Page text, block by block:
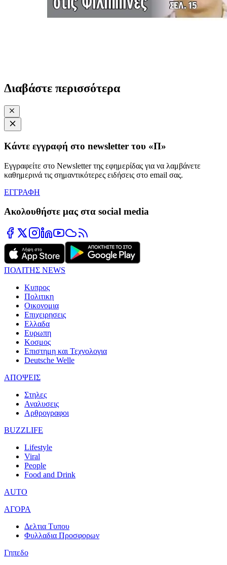
Διαβάστε περισσότερα
Κάντε εγγραφή στο newsletter του «Π»
Εγγραφείτε στο Newsletter της εφημερίδας για να λαμβάνετε
καθημερινά τις σημαντικότερες ειδήσεις στο email σας.
ΕΓΓΡΑΦΗ
Ακολουθήστε μας στα social media
ΠΟΛΙΤΗΣ NEWS
Κυπρος
Πολιτικη
Οικονομια
Επιχειρησεις
Ελλαδα
Ευρωπη
Κοσμος
Επιστημη και Τεχνολογια
Deutsche Welle
ΑΠΟΨΕΙΣ
Στηλες
Αναλυσεις
Αρθρογραφοι
BUZZLIFE
Lifestyle
Viral
People
Food and Drink
AUTO
ΑΓΟΡΑ
Δελτια Τυπου
Φυλλαδια Προσφορων
Γηπεδο